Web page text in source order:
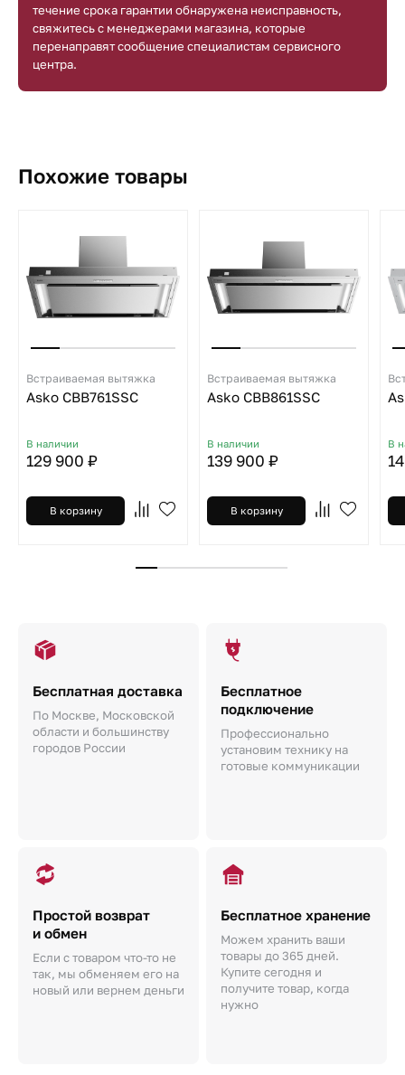
течение срока гарантии обнаружена неисправность,
свяжитесь с менеджерами магазина, которые
перенаправят сообщение специалистам сервисного
центра.
Похожие товары
Встраиваемая вытяжка
Asko CBB761SSC
В наличии
129 900 ₽
В корзину
Встраиваемая вытяжка
Asko CBB861SSC
В наличии
139 900 ₽
В корзину
В
Бесплатная доставка
По Москве, Московской
области и большинству
городов России
Бесплатное
подключение
Профессионально
установим технику на
готовые коммуникации
Простой возврат
и обмен
Если с товаром что-то не
так, мы обменяем его на
новый или вернем деньги
Бесплатное хранение
Можем хранить ваши
товары до 365 дней.
Купите сегодня и
получите товар, когда
нужно